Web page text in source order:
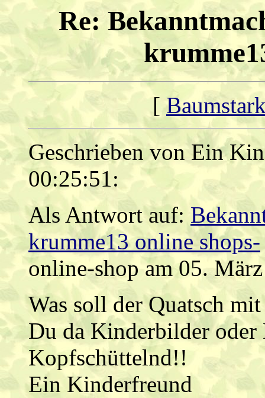
Re:
[
Geschrieben von Ein
00:25:51:
Als Antwort auf:
krumme13 online shops-
online-shop am 05.
Was soll der Quatsch
Du da Kinderbilder
Kopfschüttelnd!!
Ein Kinderfreund